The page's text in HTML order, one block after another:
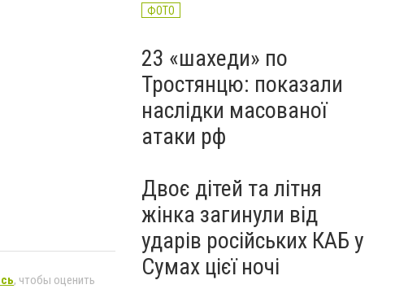
, чтобы оценить
ФОТО
23 «шахеди» по
Тростянцю: показали
наслідки масованої
атаки рф
Двоє дітей та літня
жінка загинули від
ударів російських КАБ у
Сумах цієї ночі